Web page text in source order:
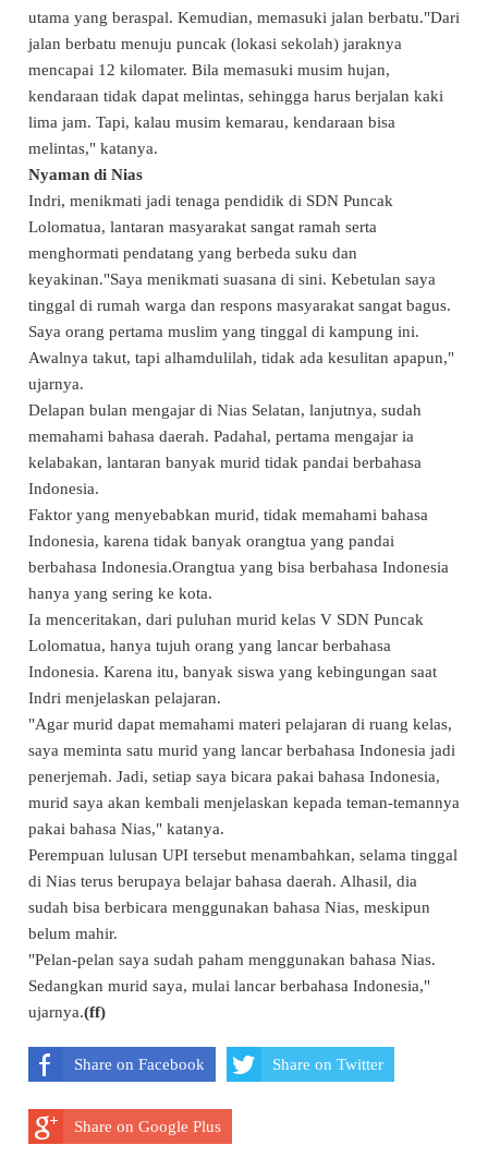
utama yang beraspal. Kemudian, memasuki jalan berbatu."Dari
jalan berbatu menuju puncak (lokasi sekolah) jaraknya
mencapai 12 kilomater. Bila memasuki musim hujan,
kendaraan tidak dapat melintas, sehingga harus berjalan kaki
lima jam. Tapi, kalau musim kemarau, kendaraan bisa
melintas," katanya.
Nyaman di Nias
Indri, menikmati jadi tenaga pendidik di SDN Puncak
Lolomatua, lantaran masyarakat sangat ramah serta
menghormati pendatang yang berbeda suku dan
keyakinan."Saya menikmati suasana di sini. Kebetulan saya
tinggal di rumah warga dan respons masyarakat sangat bagus.
Saya orang pertama muslim yang tinggal di kampung ini.
Awalnya takut, tapi alhamdulilah, tidak ada kesulitan apapun,"
ujarnya.
Delapan bulan mengajar di Nias Selatan, lanjutnya, sudah
memahami bahasa daerah. Padahal, pertama mengajar ia
kelabakan, lantaran banyak murid tidak pandai berbahasa
Indonesia.
Faktor yang menyebabkan murid, tidak memahami bahasa
Indonesia, karena tidak banyak orangtua yang pandai
berbahasa Indonesia.Orangtua yang bisa berbahasa Indonesia
hanya yang sering ke kota.
Ia menceritakan, dari puluhan murid kelas V SDN Puncak
Lolomatua, hanya tujuh orang yang lancar berbahasa
Indonesia. Karena itu, banyak siswa yang kebingungan saat
Indri menjelaskan pelajaran.
"Agar murid dapat memahami materi pelajaran di ruang kelas,
saya meminta satu murid yang lancar berbahasa Indonesia jadi
penerjemah. Jadi, setiap saya bicara pakai bahasa Indonesia,
murid saya akan kembali menjelaskan kepada teman-temannya
pakai bahasa Nias," katanya.
Perempuan lulusan UPI tersebut menambahkan, selama tinggal
di Nias terus berupaya belajar bahasa daerah. Alhasil, dia
sudah bisa berbicara menggunakan bahasa Nias, meskipun
belum mahir.
"Pelan-pelan saya sudah paham menggunakan bahasa Nias.
Sedangkan murid saya, mulai lancar berbahasa Indonesia,"
ujarnya.(ff)
Share on Facebook Share on Twitter
Share on Google Plus